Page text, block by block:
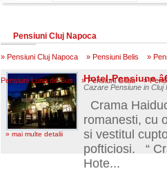
Pensiuni Cluj Napoca
» Pensiuni Cluj Napoca » Pensiuni Belis »
Pensiuni Luna de Sus»Pensiuni Gilau»
» mai multe detalii
Hotel-Pensiune
Cazare Pensiune in Cluj
Crama
romanesti, cu
si vestitul
pofticiosi. “
Hote...